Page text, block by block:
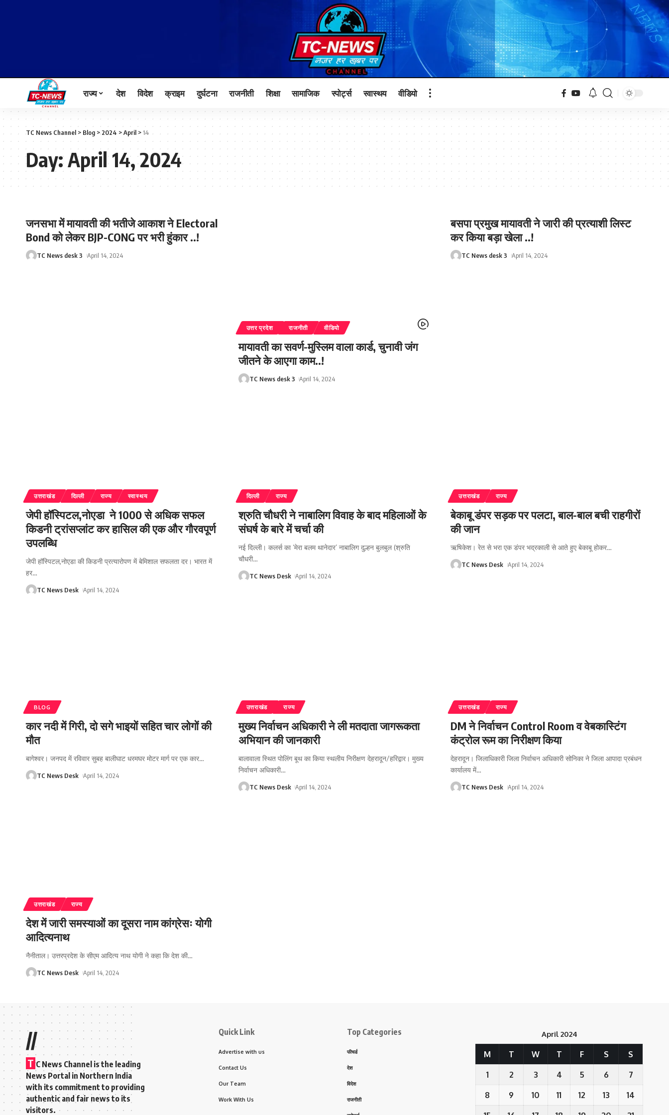
राज्य देश विदेश क्राइम दुर्घटना राजनीती शिक्षा सामाजिक स्पोर्ट्स स्वास्थय वीडियो
TC News Channel> Blog >2024 >April>14
Day:April 14, 2024
जनसभा में मायावती की भतीजे आकाश ने Electoral
Bond को लेकर BJP-CONG पर भरी हुंकार ..!
TC News desk 3 April 14, 2024
उत्तर प्रदेश राजनीती वीडियो
मायावती का सवर्ण-मुस्लिम वाला कार्ड, चुनावी जंग
जीतने के आएगा काम..!
TC News desk 3 April 14, 2024
बसपा प्रमुख मायावती ने जारी की प्रत्याशी लिस्ट
कर किया बड़ा खेला ..!
TC News desk 3 April 14, 2024
उत्तराखंड दिल्ली राज्य स्वास्थय
जेपी हॉस्पिटल,नोएडा ने 1000 से अधिक सफल
किडनी ट्रांसप्लांट कर हासिल की एक और गौरवपूर्ण
उपलब्धि
जेपी हॉस्पिटल,नोएडा की किडनी प्रत्यारोपण में बेमिशाल सफलता दर। भारत में
हर…
TC News Desk April 14, 2024
दिल्ली राज्य
श्रुति चौधरी ने नाबालिग विवाह के बाद महिलाओं के
संघर्ष के बारे में चर्चा की
नई दिल्ली। कलर्स का ‘मेरा बलम थानेदार’ नाबालिग दुल्हन बुलबुल (श्रुति
चौधरी…
TC News Desk April 14, 2024
उत्तराखंड राज्य
बेकाबू डंपर सड़क पर पलटा, बाल-बाल बची राहगीरों
की जान
ऋषिकेश। रेत से भरा एक डंपर भद्रकाली से आते हुए बेकाबू होकर…
TC News Desk April 14, 2024
BLOG
कार नदी में गिरी, दो सगे भाइयों सहित चार लोगों की
मौत
बागेश्वर। जनपद में रविवार सुबह बालीघाट धरमघर मोटर मार्ग पर एक कार…
TC News Desk April 14, 2024
उत्तराखंड राज्य
मुख्य निर्वाचन अधिकारी ने ली मतदाता जागरूकता
अभियान की जानकारी
बालावाला स्थित पोलिंग बूथ का किया स्थलीय निरीक्षण देहरादून/हरिद्वार। मुख्य
निर्वाचन अधिकारी…
TC News Desk April 14, 2024
उत्तराखंड राज्य
DM ने निर्वाचन Control Room व वेबकास्टिंग
कंट्रोल रूम का निरीक्षण किया
देहरादून। जिलाधिकारी जिला निर्वाचन अधिकारी सोनिका ने जिला आपादा प्रबंधन
कार्यालय में…
TC News Desk April 14, 2024
उत्तराखंड राज्य
देश में जारी समस्याओं का दूसरा नाम कांग्रेसः योगी
आदित्यनाथ
नैनीताल। उत्तरप्रदेश के सीएम आदित्य नाथ योगी ने कहा कि देश की…
TC News Desk April 14, 2024
//
T C News Channel is the leading
News Portal in Northern India
with its commitment to providing
authentic and fair news to its
visitors.
Quick Link
Advertise with us
Contact Us
Our Team
Work With Us
Top Categories
फीचर्ड
देश
विदेश
राजनीती
April 2024
M T W T F S S
1 2 3 4 5 6 7
8 9 10 11 12 13 14